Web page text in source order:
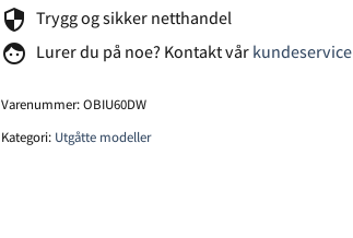
security Trygg og sikker netthandel
face Lurer du på noe? Kontakt vårkundeservice
Varenummer:OBIU60DW
Kategori: Utgåtte modeller